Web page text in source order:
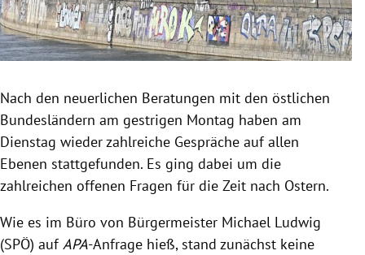
Untermenü
Untermenü
Untermenü
Nach den neuerlichen Beratungen mit den östlichen
Bundesländern am gestrigen Montag haben am
Dienstag wieder zahlreiche Gespräche auf allen
Ebenen stattgefunden. Es ging dabei um die
zahlreichen offenen Fragen für die Zeit nach Ostern.
Wie es im Büro von Bürgermeister Michael Ludwig
(SPÖ) aufAPA-Anfrage hieß, stand zunächst keine